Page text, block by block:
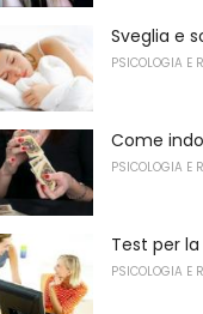
Sveglia e
PSICOLOGIA E
Come
PSICOLOGIA E
Test per
PSICOLOGIA E